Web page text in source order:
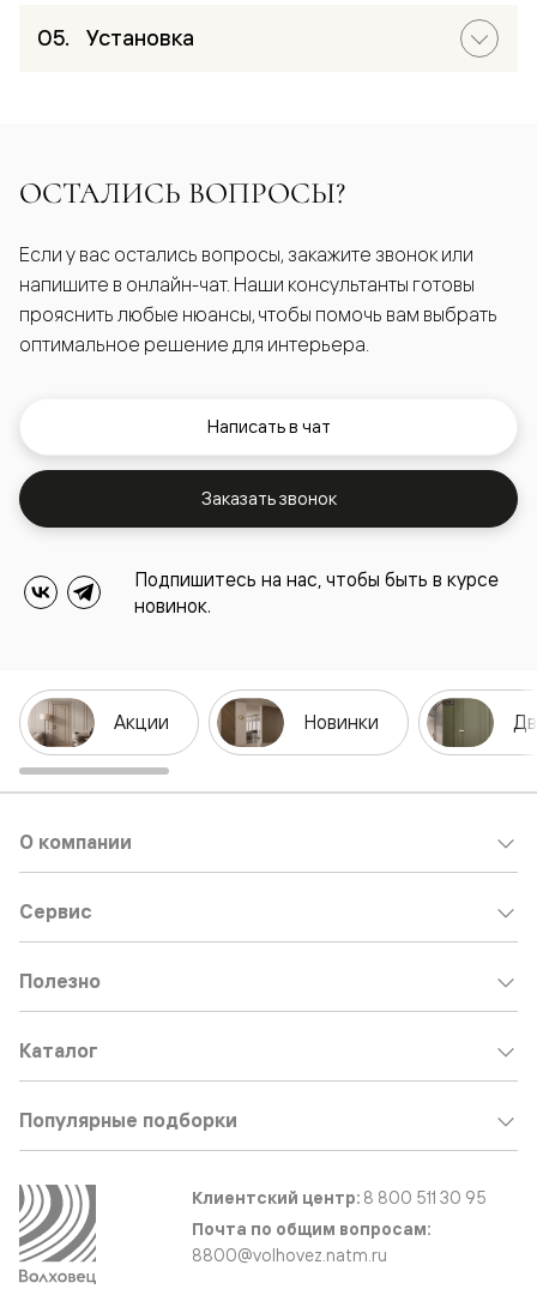
Установка
ОСТАЛИСЬ ВОПРОСЫ?
Если у вас остались вопросы, закажите звонок или
напишите в онлайн-чат. Наши консультанты готовы
прояснить любые нюансы, чтобы помочь вам выбрать
оптимальное решение для интерьера.
Написать в чат
Заказать звонок
Подпишитесь на нас, чтобы быть в курсе
новинок.
Акции Новинки
О компании
Сервис
Полезно
Каталог
Популярные подборки
Клиентский центр: 8 800 511 30 95
Почта по общим вопросам:
8800@volhovez.natm.ru